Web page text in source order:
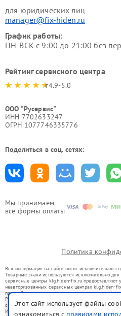
Мы принимаем
все формы оплаты
для юридических лиц
manager@fix-hiden.ru
График работы:
ПН-ВСК с 9:00 до 21:00 без
Рейтинг сервисного центра
4.9-5.0
ООО "Русервис"
ИНН 7702633247
ОГРН 1077746335776
Поделиться в соц. сетях:
Политика
Вся информация на сайте носит исключительно
Товарные знаки используются исключительно
сервисные центры klg.hiden-fix.ru предоставляют
неавторизованных сервисных центрах klg.hiden-
правообладателями товарных знаков или их
Ремонт осуществляется для устройств, уже
со статьей 1487 ГК РФ.
Использование товарных знаков не преследует
Этот сайт использует файлы
ознакомиться с правилами